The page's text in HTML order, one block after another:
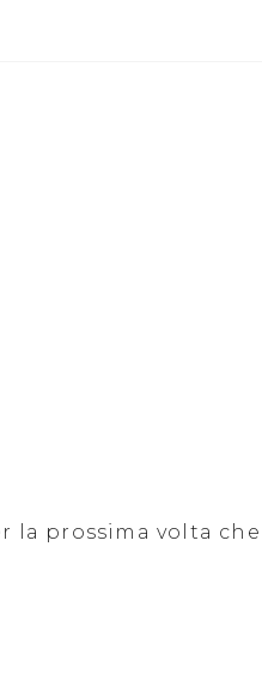
la prossima volta